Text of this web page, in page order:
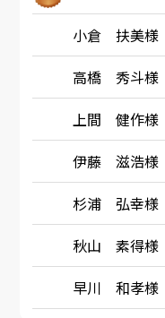
小倉 扶美様
高橋 秀斗様
上間 健作様
伊藤 滋浩様
杉浦 弘幸様
秋山 素得様
早川 和孝様